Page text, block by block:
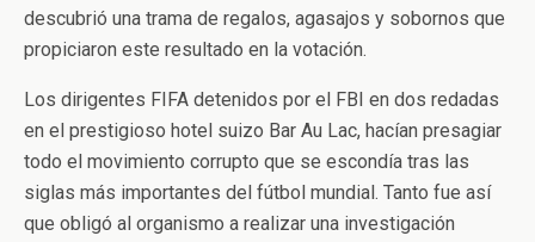
descubrió una trama de regalos, agasajos y sobornos que
propiciaron este resultado en la votación.
Los dirigentes FIFA detenidos por el FBI en dos redadas
en el prestigioso hotel suizo Bar Au Lac, hacían presagiar
todo el movimiento corrupto que se escondía tras las
siglas más importantes del fútbol mundial. Tanto fue así
que obligó al organismo a realizar una investigación